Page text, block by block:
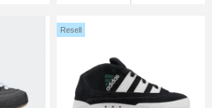
Resell